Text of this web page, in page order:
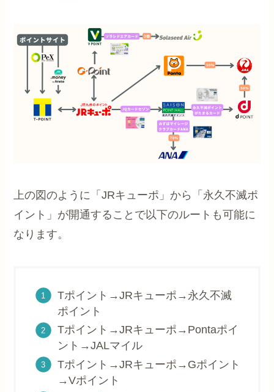
上の図のように「JRキューポ」から「永久不滅ポ
イント」が開通することで以下のルートも可能に
なります。
Tポイント→JRキューポ→永久不滅
ポイント
Tポイント→JRキューポ→Pontaポイ
ント→JALマイル
Tポイント→JRキューポ→Gポイント
→Vポイント